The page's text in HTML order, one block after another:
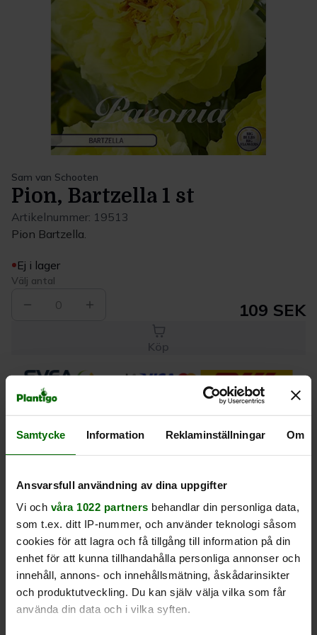
Samtycke Information Reklaminställningar Om
Ansvarsfull användning av dina uppgifter
Vi och våra 1022 partners behandlar din personliga data,
som t.ex. ditt IP-nummer, och använder teknologi såsom
cookies för att lagra och få tillgång till information på din
enhet för att kunna tillhandahålla personliga annonser och
innehåll, annons- och innehållsmätning, åskådarinsikter
och produktutveckling. Du kan själv välja vilka som får
använda din data och i vilka syften.
Sam van Schooten
Pion, Bartzella 1 st
Artikelnummer: 19513
Pion Bartzella.
Ej i lager
Välj antal
0 109 SEK
Köp
Eget lager allt i
Produktrecensioner
Liknande produkter